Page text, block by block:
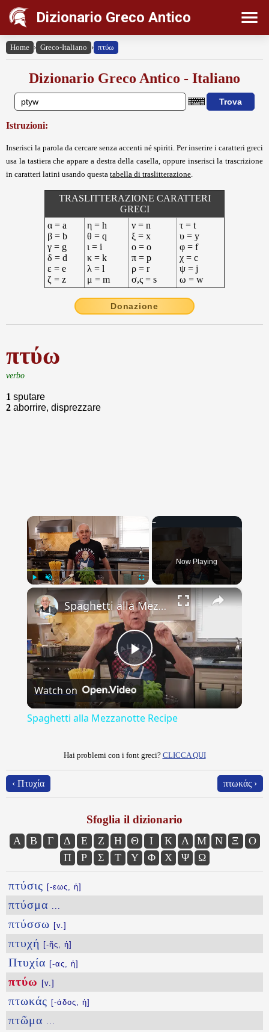
Dizionario Greco Antico
Home › Greco-Italiano › πτύω
Dizionario Greco Antico - Italiano
Istruzioni:
Inserisci la parola da cercare senza accenti né spiriti. Per inserire i caratteri greci
usa la tastiera che appare a destra della casella, oppure inserisci la trascrizione
in caratteri latini usando questa tabella di traslitterazione
TRASLITTERAZIONE CARATTERI
GRECI
α = a
β = b
γ = g
δ = d
ε = e
ζ = z
η = h
θ = q
ι = i
κ = k
λ = l
μ = m
ν = n
ξ = x
ο = o
π = p
ρ = r
σ,ς = s
τ = t
υ = y
φ = f
χ = c
ψ = j
ω = w
Donazione
πτύω
verbo
1 sputare
2 aborrire, disprezzare
Unmute
Now Playing
×
Play
Video
Spaghetti alla Mezzanotte Recipe
Watch on
Spaghetti alla Mezzanotte Recipe
Hai problemi con i font greci? CLICCA QUI
‹ Πτυχία πτωκάς ›
Sfoglia il dizionario
Α Β Γ Δ Ε Ζ Η Θ Ι Κ Λ Μ Ν Ξ
Ο
Π
Ρ Σ Τ Υ Φ Χ Ψ Ω
πτύσις [-εως, ἡ]
πτύσμα ...
πτύσσω [v.]
πτυχή [-ῆς, ἡ]
Πτυχία [-ας, ἡ]
πτύω [v.]
πτωκάς [-άδος, ἡ]
πτῶμα ...